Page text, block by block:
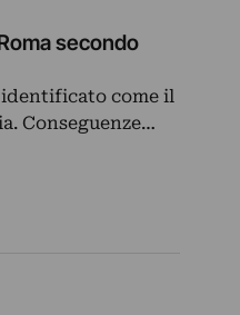
secondo
identificato come il
Conseguenze…